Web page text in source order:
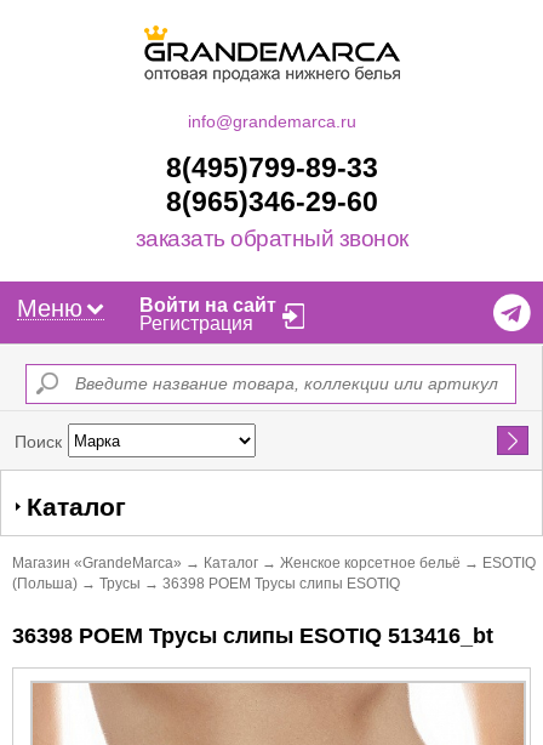
info@grandemarca.ru
8(495)799-89-33
8(965)346-29-60
заказать обратный звонок
Меню
Войти на сайт
Регистрация
Поиск Найти
Каталог
Магазин «GrandeMarca» → Каталог → Женское корсетное бельё → ESOTIQ
(Польша) → Трусы → 36398 POEM Трусы слипы ESOTIQ
36398 POEM Трусы слипы ESOTIQ 513416_bt